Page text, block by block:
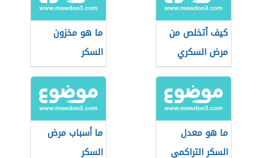
كيف أتخلص من
مرض السكري
ما هو مخزون
السكر
ما هو معدل
السكر التراكمي
ما أسباب مرض
السكر